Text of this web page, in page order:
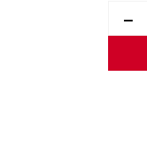
-